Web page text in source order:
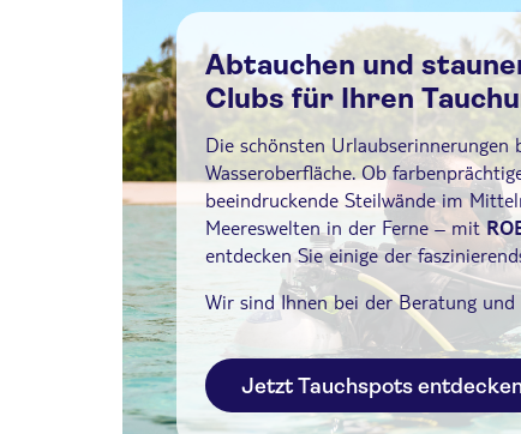
Abtauchen und
Clubs für Ihren
Die schönsten
Wasseroberfläche. Ob
beeindruckende Steilwände im
Meereswelten in der Ferne – mit
entdecken Sie einige der
Wir sind Ihnen bei der Beratung
Jetzt Tauchspots